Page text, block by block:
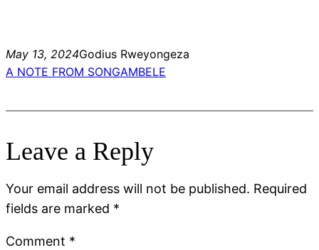
May 13, 2024Godius Rweyongeza
A NOTE FROM SONGAMBELE
Leave a Reply
Your email address will not be published. Required
fields are marked *
Comment *